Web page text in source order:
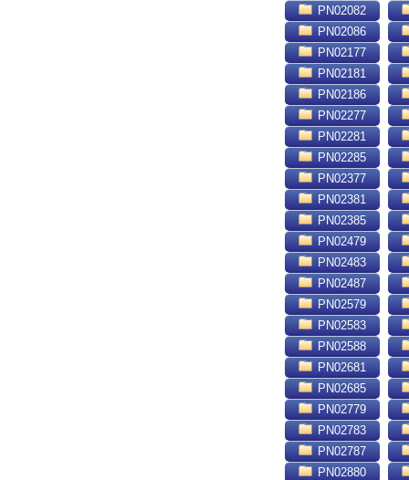
PN02082
PN02086
PN02177
PN02181
PN02186
PN02277
PN02281
PN02285
PN02377
PN02381
PN02385
PN02479
PN02483
PN02487
PN02579
PN02583
PN02588
PN02681
PN02685
PN02779
PN02783
PN02787
PN02880